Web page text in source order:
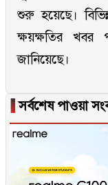
শুরু হয়েছে।
ক্ষয়ক্ষতির খবর
জানিয়েছে।
▐সর্বশেষ পাওয়া